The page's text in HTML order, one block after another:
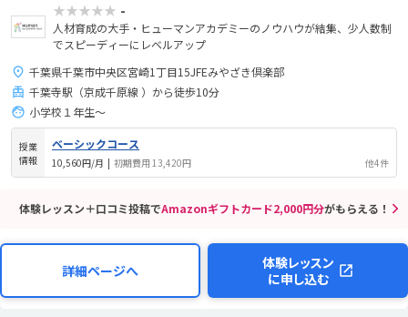
★★★★★ -
人材育成の大手・ヒューマンアカデミーのノウハウが結集、少人数制
でスピーディーにレベルアップ
千葉県千葉市中央区宮崎1丁目15JFEみやざき倶楽部
千葉寺駅（京成千原線 ）から徒歩10分
小学校１年生〜
授業
情報
ベーシックコース
10,560円/月 | 初期費用 13,420円 他4件
体験レッスン＋口コミ投稿でAmazonギフトカード2,000円分がもらえる！
詳細ページへ
体験レッスン
に申し込む